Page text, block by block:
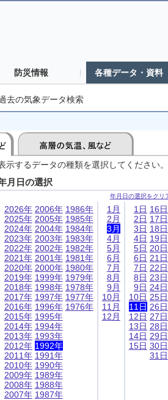
防災情報 各種データ・資料
去の気象データ検索
するデータの種類を選択してください。
月日の選択
年月日の選択をクリ
2026年
2025年
2024年
2023年
2022年
2021年
2020年
2019年
2018年
2017年
2016年
2015年
2014年
2013年
2012年
2011年
2010年
2009年
2008年
2007年
2006年
2005年
2004年
2003年
2002年
2001年
2000年
1999年
1998年
1997年
1996年
1995年
1994年
1993年
1992年
1991年
1990年
1989年
1988年
1987年
1986年
1985年
1984年
1983年
1982年
1981年
1980年
1979年
1978年
1977年
1976年
1月
2月
3月
4月
5月
6月
7月
8月
9月
10月
11月
12月
1日
2日
3日
4日
5日
6日
7日
8日
9日
10日
11日
12日
13日
14日
15日
16日
17日
18日
19日
20日
21日
22日
23日
24日
25日
26日
27日
28日
29日
30日
31日